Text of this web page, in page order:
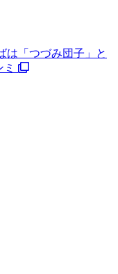
は「つづみ団子」と